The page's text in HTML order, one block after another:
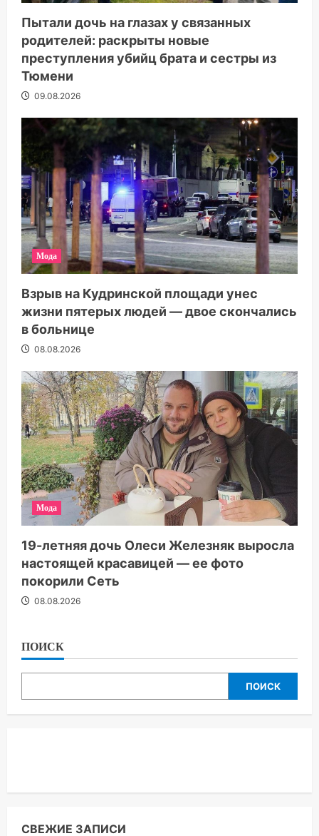
Пытали дочь на глазах у связанных
родителей: раскрыты новые
преступления убийц брата и сестры из
Тюмени
09.08.2026
Мода
Взрыв на Кудринской площади унес
жизни пятерых людей — двое скончались
в больнице
08.08.2026
Мода
19-летняя дочь Олеси Железняк выросла
настоящей красавицей — ее фото
покорили Сеть
08.08.2026
ПОИСК
ПОИСК
СВЕЖИЕ ЗАПИСИ